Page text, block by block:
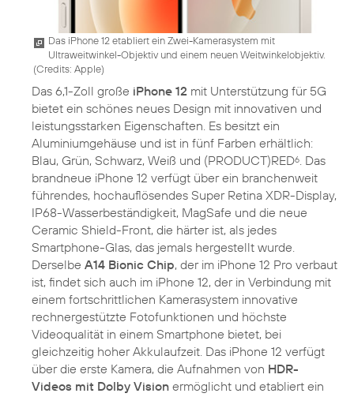
Das iPhone 12 etabliert ein Zwei-Kamerasystem mit
Ultraweitwinkel-Objektiv und einem neuen Weitwinkelobjektiv.
(Credits: Apple)
Das 6,1-Zoll große iPhone 12 mit Unterstützung für 5G
bietet ein schönes neues Design mit innovativen und
leistungsstarken Eigenschaften. Es besitzt ein
Aluminiumgehäuse und ist in fünf Farben erhältlich:
Blau, Grün, Schwarz, Weiß und (PRODUCT)RED6. Das
brandneue iPhone 12 verfügt über ein branchenweit
führendes, hochauflösendes Super Retina XDR-Display,
IP68-Wasserbeständigkeit, MagSafe und die neue
Ceramic Shield-Front, die härter ist, als jedes
Smartphone-Glas, das jemals hergestellt wurde.
Derselbe A14 Bionic Chip, der im iPhone 12 Pro verbaut
ist, findet sich auch im iPhone 12, der in Verbindung mit
einem fortschrittlichen Kamerasystem innovative
rechnergestützte Fotofunktionen und höchste
Videoqualität in einem Smartphone bietet, bei
gleichzeitig hoher Akkulaufzeit. Das iPhone 12 verfügt
über die erste Kamera, die Aufnahmen von HDR-
Videos mit Dolby Vision ermöglicht und etabliert ein